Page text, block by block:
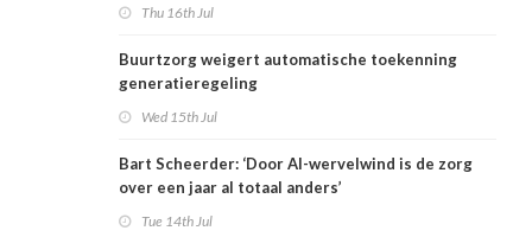
Thu 16th Jul
Buurtzorg weigert automatische toekenning
generatieregeling
Wed 15th Jul
Bart Scheerder: ‘Door AI-wervelwind is de zorg
over een jaar al totaal anders’
Tue 14th Jul